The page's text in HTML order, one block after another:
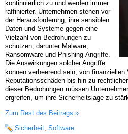
kontinuierlich zu und werden immer
raffinierter. Unternehmen stehen vor
der Herausforderung, ihre sensiblen
Daten und Systeme gegen eine
Vielzahl von Bedrohungen zu
schützen, darunter Malware,
Ransomware und Phishing-Angriffe.
Die Auswirkungen solcher Angriffe
können verheerend sein, von finanziellen
Reputationsschäden bis hin zu
dieser Bedrohungen müssen
ergreifen, um ihre Sicherheitslage zu
Zum Rest des Beitrags »
Sicherheit Software